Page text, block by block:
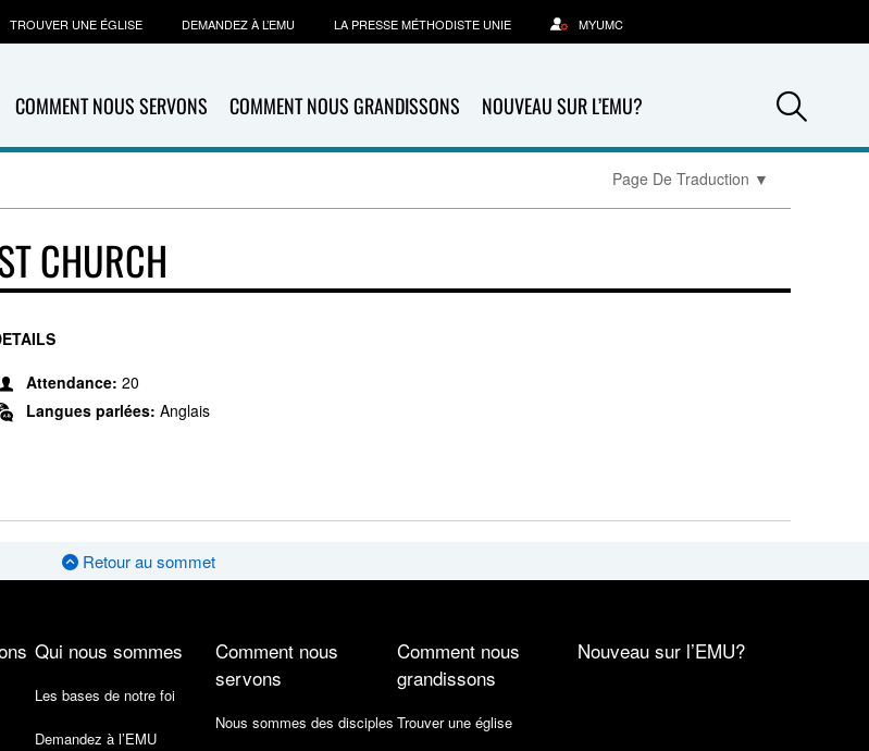
COMMENT NOUS SERVONS COMMENT NOUS GRANDISSONS NOUVEAU SUR L’EMU?
TROUVER UNE ÉGLISE DEMANDEZ À L’EMU LA PRESSE MÉTHODISTE UNIE MYUMC
Page De Traduction ▼
CHURCH
Attendance: 20
Langues parlées: Anglais
Retour au sommet
Qui nous sommes
Les bases de notre foi
Demandez à l’EMU
Comment nous
servons
Nous sommes des disciples
Comment nous
grandissons
Trouver une église
Nouveau sur l’EMU?